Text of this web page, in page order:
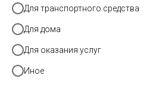
Для транспортного средства
Для дома
Для оказания услуг
Иное